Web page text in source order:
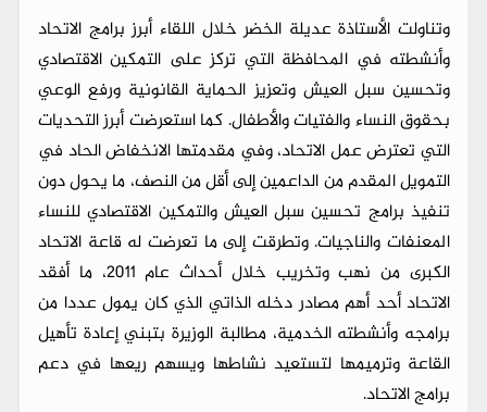
وتناولت الأستاذة عديلة الخضر خلال اللقاء أبرز برامج الاتحاد
وأنشطته في المحافظة التي تركز على التمكين الاقتصادي
وتحسين سبل العيش وتعزيز الحماية القانونية ورفع الوعي
بحقوق النساء والفتيات والأطفال. كما استعرضت أبرز التحديات
التي تعترض عمل الاتحاد، وفي مقدمتها الانخفاض الحاد في
التمويل المقدم من الداعمين إلى أقل من النصف، ما يحول دون
تنفيذ برامج تحسين سبل العيش والتمكين الاقتصادي للنساء
المعنفات والناجيات. وتطرقت إلى ما تعرضت له قاعة الاتحاد
الكبرى من نهب وتخريب خلال أحداث عام 2011، ما أفقد
الاتحاد أحد أهم مصادر دخله الذاتي الذي كان يمول عددا من
برامجه وأنشطته الخدمية، مطالبة الوزيرة بتبني إعادة تأهيل
القاعة وترميمها لتستعيد نشاطها ويسهم ريعها في دعم
برامج الاتحاد.